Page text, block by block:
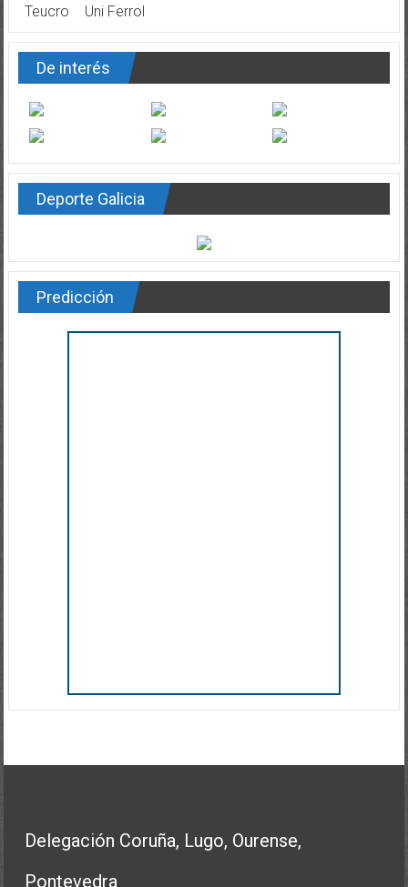
Teucro
Uni Ferrol
De interés
Deporte Galicia
Predicción
Delegación Coruña, Lugo, Ourense,
Pontevedra